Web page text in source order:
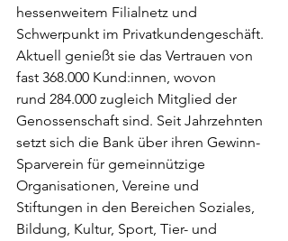
hessenweitem Filialnetz und
Schwerpunkt im Privatkundengeschäft.
Aktuell genießt sie das Vertrauen von
fast 368.000 Kund:innen, wovon
rund 284.000 zugleich Mitglied der
Genossenschaft sind. Seit Jahrzehnten
setzt sich die Bank über ihren Gewinn-
Sparverein für gemeinnützige
Organisationen, Vereine und
Stiftungen in den Bereichen Soziales,
Bildung, Kultur, Sport, Tier- und